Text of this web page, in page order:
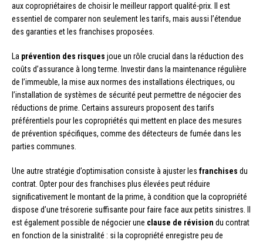
aux copropriétaires de choisir le meilleur rapport qualité-prix. Il est
essentiel de comparer non seulement les tarifs, mais aussi l’étendue
des garanties et les franchises proposées.
La prévention des risques joue un rôle crucial dans la réduction des
coûts d’assurance à long terme. Investir dans la maintenance régulière
de l’immeuble, la mise aux normes des installations électriques, ou
l’installation de systèmes de sécurité peut permettre de négocier des
réductions de prime. Certains assureurs proposent des tarifs
préférentiels pour les copropriétés qui mettent en place des mesures
de prévention spécifiques, comme des détecteurs de fumée dans les
parties communes.
Une autre stratégie d’optimisation consiste à ajuster les franchises du
contrat. Opter pour des franchises plus élevées peut réduire
significativement le montant de la prime, à condition que la copropriété
dispose d’une trésorerie suffisante pour faire face aux petits sinistres. Il
est également possible de négocier une clause de révision du contrat
en fonction de la sinistralité : si la copropriété enregistre peu de